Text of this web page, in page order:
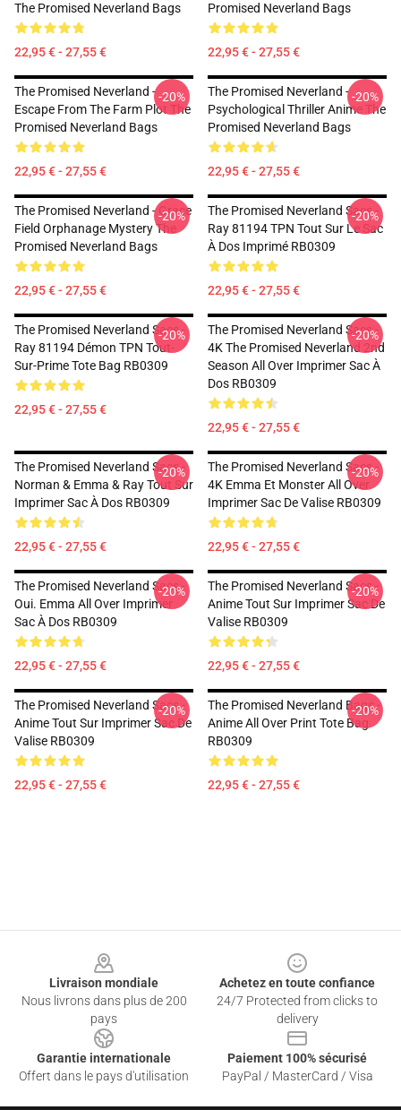
The Promised Neverland Bags
22,95 € - 27,55 €
Promised Neverland Bags
22,95 € - 27,55 €
The Promised Neverland -
Escape From The Farm Plot The
Promised Neverland Bags
22,95 € - 27,55 €
-20%
The Promised Neverland -
Psychological Thriller Anime The
Promised Neverland Bags
22,95 € - 27,55 €
-20%
The Promised Neverland - Grace
Field Orphanage Mystery The
Promised Neverland Bags
22,95 € - 27,55 €
-20%
The Promised Neverland Sacs -
Ray 81194 TPN Tout Sur Le Sac
À Dos Imprimé RB0309
22,95 € - 27,55 €
-20%
The Promised Neverland Sacs -
Ray 81194 Démon TPN Tout-
Sur-Prime Tote Bag RB0309
22,95 € - 27,55 €
-20%
The Promised Neverland Sacs -
4K The Promised Neverland 2nd
Season All Over Imprimer Sac À
Dos RB0309
22,95 € - 27,55 €
-20%
The Promised Neverland Sacs -
Norman & Emma & Ray Tout Sur
Imprimer Sac À Dos RB0309
22,95 € - 27,55 €
-20%
The Promised Neverland Sacs -
4K Emma Et Monster All Over
Imprimer Sac De Valise RB0309
22,95 € - 27,55 €
-20%
The Promised Neverland Sacs -
Oui. Emma All Over Imprimer
Sac À Dos RB0309
22,95 € - 27,55 €
-20%
The Promised Neverland Sacs -
Anime Tout Sur Imprimer Sac De
Valise RB0309
22,95 € - 27,55 €
-20%
The Promised Neverland Sacs -
Anime Tout Sur Imprimer Sac De
Valise RB0309
22,95 € - 27,55 €
-20%
The Promised Neverland Bags -
Anime All Over Print Tote Bag
RB0309
22,95 € - 27,55 €
-20%
Livraison mondiale
Nous livrons dans plus de 200
pays
Achetez en toute confiance
24/7 Protected from clicks to
delivery
Garantie internationale
Offert dans le pays d'utilisation
Paiement 100% sécurisé
PayPal / MasterCard / Visa